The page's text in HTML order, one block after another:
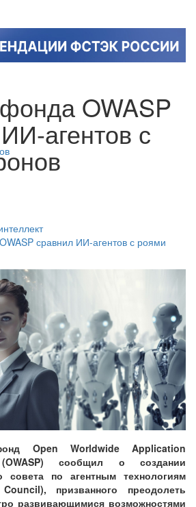
OWASP
агентов с
сравнил ИИ-агентов с роями
Open Worldwide Application
сообщил о создании
совета по агентным технологиям
призванного преодолеть
развивающимися возможностями